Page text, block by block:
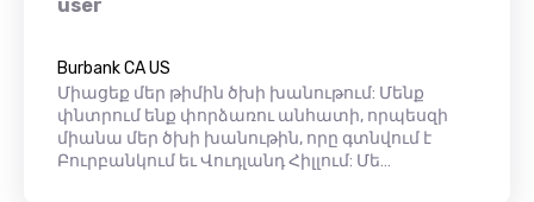
user
Burbank CA US
Միացեք մեր թիմին ծխի խանութում: Մենք
փնտրում ենք փորձառու անհատի, որպեսզի
միանա մեր ծխի խանութին, որը գտնվում է
Բուրբանկում եւ Վուդլանդ Հիլլում: Մե…